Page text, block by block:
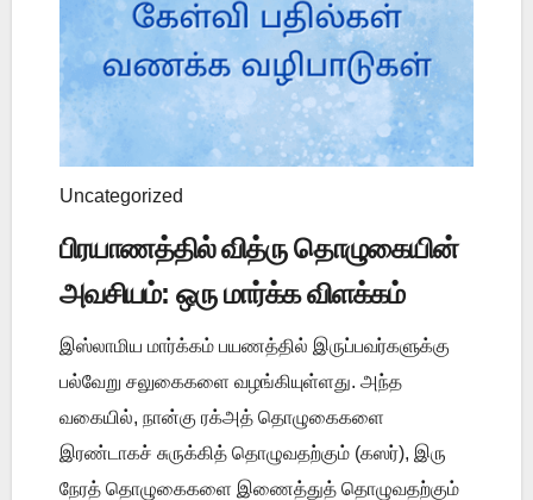
Uncategorized
பிரயாணத்தில் வித்ரு தொழுகையின்
அவசியம்: ஒரு மார்க்க விளக்கம்
இஸ்லாமிய மார்க்கம் பயணத்தில் இருப்பவர்களுக்கு
பல்வேறு சலுகைகளை வழங்கியுள்ளது. அந்த
வகையில், நான்கு ரக்அத் தொழுகைகளை
இரண்டாகச் சுருக்கித் தொழுவதற்கும் (கஸர்), இரு
நேரத் தொழுகைகளை இணைத்துத் தொழுவதற்கும்